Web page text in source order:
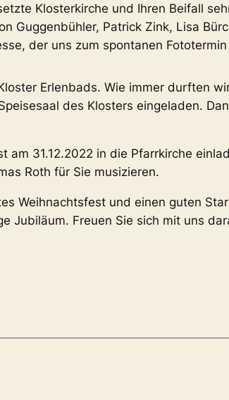
Klosterkirche und Ihren Beifall
Guggenbühler, Patrick Zink, Lisa
der uns zum spontanen
Erlenbads. Wie immer durften
des Klosters eingeladen.
31.12.2022 in die Pfarrkirche
Roth für Sie musizieren.
Weihnachtsfest und einen guten
Jubiläum. Freuen Sie sich mit uns